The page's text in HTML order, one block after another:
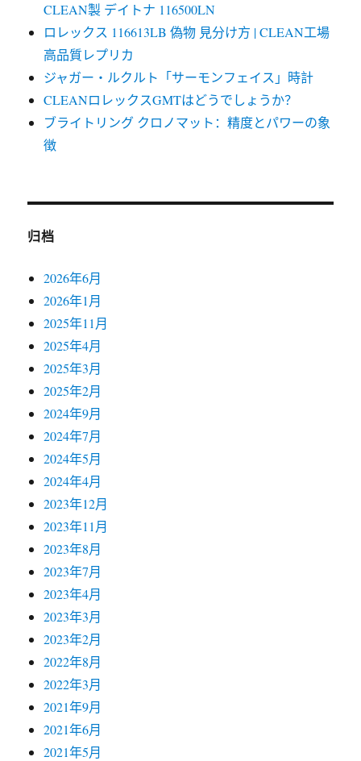
CLEAN製 デイトナ 116500LN
ロレックス 116613LB 偽物 見分け方 | CLEAN工場
高品質レプリカ
ジャガー・ルクルト「サーモンフェイス」時計
CLEANロレックスGMTはどうでしょうか？
ブライトリング クロノマット：精度とパワーの象
徴
归档
2026年6月
2026年1月
2025年11月
2025年4月
2025年3月
2025年2月
2024年9月
2024年7月
2024年5月
2024年4月
2023年12月
2023年11月
2023年8月
2023年7月
2023年4月
2023年3月
2023年2月
2022年8月
2022年3月
2021年9月
2021年6月
2021年5月